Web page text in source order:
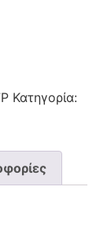
Κατηγορία: